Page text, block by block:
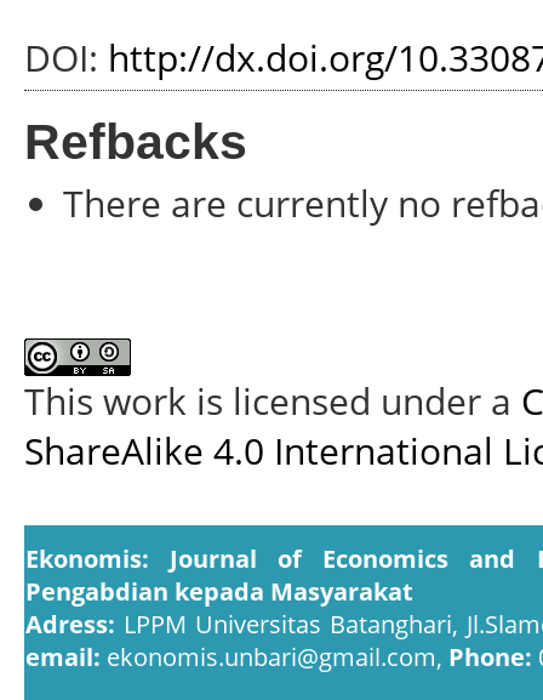
DOI: http://dx.doi.org/
Refbacks
There are currently no
This work is licensed under a
ShareAlike 4.0 International
Ekonomis: Journal of Economics
Pengabdian kepada Masyarakat
Adress: LPPM Universitas Batanghari,
email: ekonomis.unbari@gmail.com, Phone: